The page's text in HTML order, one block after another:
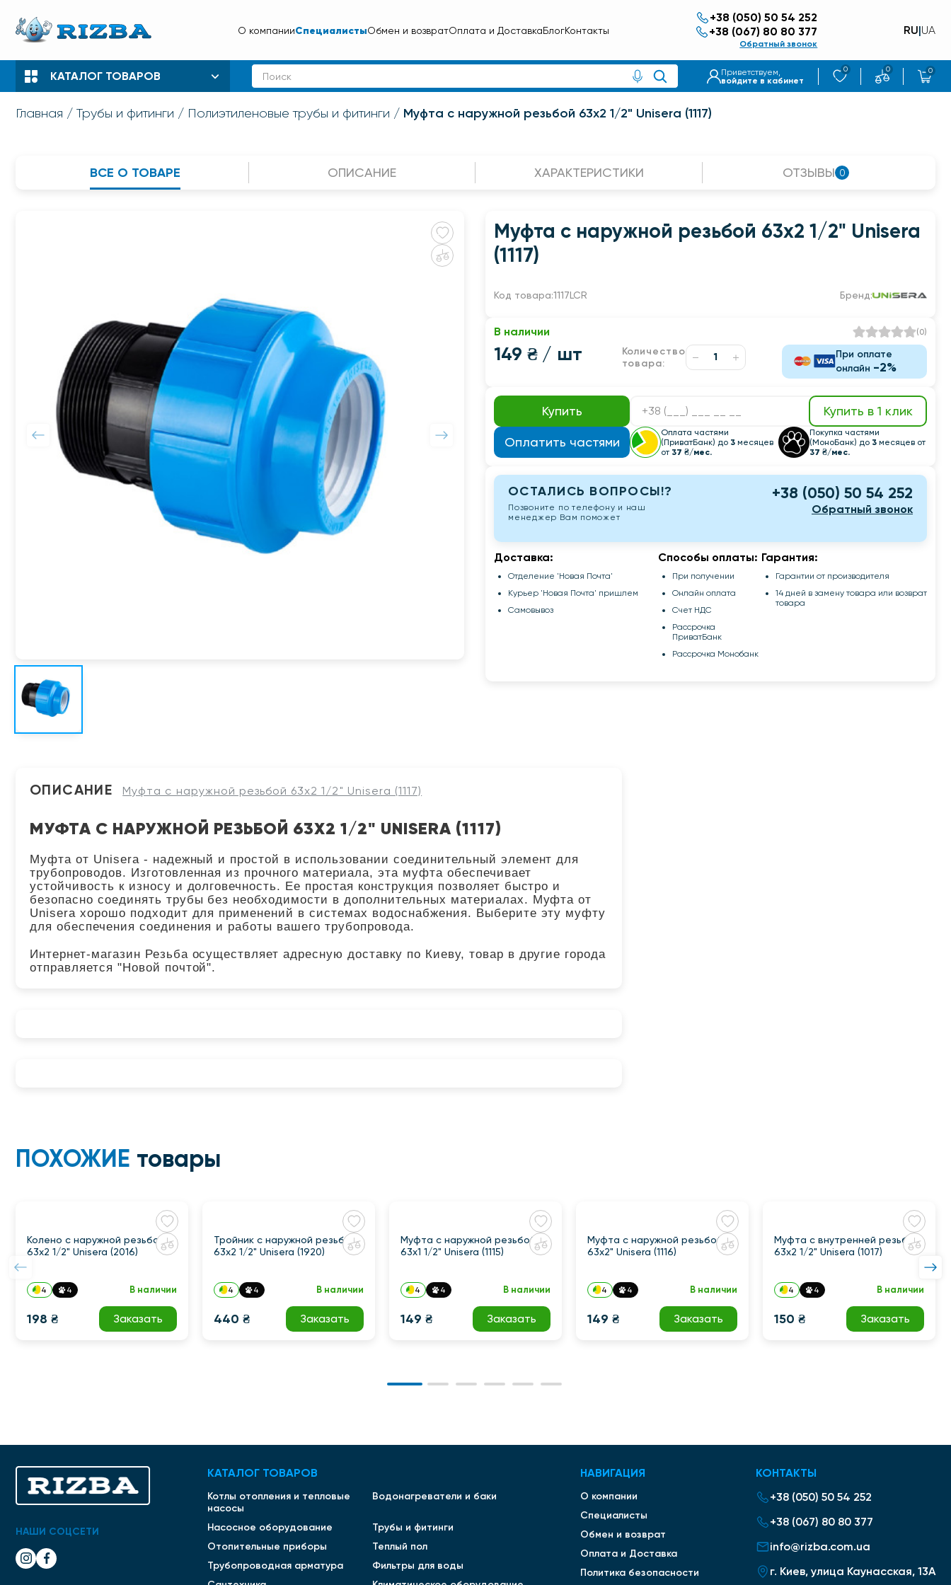
О компанииСпециалистыОбмен и возвратОплата и ДоставкаБлогКонтакты
+38 (050) 50 54 252
+38 (067) 80 80 377
Обратный звонок
RU|UA
КАТАЛОГ ТОВАРОВ
Приветствуем,
войдите в кабинет
0 0 0
Главная Трубы и фитинги Полиэтиленовые трубы и фитинги Муфта с наружной резьбой 63x2 1/2" Unisera (1117)
ВСЕ О ТОВАРЕ ОПИСАНИЕ ХАРАКТЕРИСТИКИ ОТЗЫВЫ 0
Муфта с наружной резьбой 63x2 1/2" Unisera
(1117)
Код товара:1117LCR Бренд:
В наличии (0)
149 ₴/ шт
Количество
товара:
При оплате
онлайн -2%
Купить Купить в 1 клик
Оплатить частями
Оплата частями
(ПриватБанк) до 3 месяцев
от 37 ₴/мес.
Покупка частями
(МоноБанк) до 3 месяцев от
37 ₴/мес.
ОСТАЛИСЬ ВОПРОСЫ!?
Позвоните по телефону и наш
менеджер Вам поможет
+38 (050) 50 54 252
Обратный звонок
Доставка:
Отделение 'Новая Почта'
Курьер 'Новая Почта' пришлем
Самовывоз
Способы оплаты:
При получении
Онлайн оплата
Счет НДС
Рассрочка
ПриватБанк
Рассрочка Монобанк
Гарантия:
Гарантии от производителя
14 дней в замену товара или возврат
товара
ОПИСАНИЕ Муфта с наружной резьбой 63x2 1/2" Unisera (1117)
МУФТА С НАРУЖНОЙ РЕЗЬБОЙ 63X2 1/2" UNISERA (1117)
Муфта от Unisera - надежный и простой в использовании соединительный элемент для
трубопроводов. Изготовленная из прочного материала, эта муфта обеспечивает
устойчивость к износу и долговечность. Ее простая конструкция позволяет быстро и
безопасно соединять трубы без необходимости в дополнительных материалах. Муфта от
Unisera хорошо подходит для применений в системах водоснабжения. Выберите эту муфту
для обеспечения соединения и работы вашего трубопровода.
Интернет-магазин Резьба осуществляет адресную доставку по Киеву, товар в другие города
отправляется "Новой почтой".
ПОХОЖИЕ товары
Колено с наружной резьбой
63x2 1/2" Unisera (2016)
4 4 В наличии
198 ₴ Заказать
Тройник с наружной резьбой
63x2 1/2" Unisera (1920)
4 4 В наличии
440 ₴ Заказать
Муфта с наружной резьбой
63x1 1/2" Unisera (1115)
4 4 В наличии
149 ₴ Заказать
Муфта с наружной резьбой
63x2" Unisera (1116)
4 4 В наличии
149 ₴ Заказать
Муфта с внутренней резьбой
63x2 1/2" Unisera (1017)
4 4 В наличии
150 ₴ Заказать
НАШИ СОЦСЕТИ
КАТАЛОГ ТОВАРОВ
Котлы отопления и тепловые
насосы
Водонагреватели и баки
Насосное оборудование
Трубы и фитинги
Отопительные приборы
Теплый пол
Трубопроводная арматура
Фильтры для воды
НАВИГАЦИЯ
О компании
Специалисты
Обмен и возврат
Оплата и Доставка
Политика безопасности
КОНТАКТЫ
+38 (050) 50 54 252
+38 (067) 80 80 377
info@rizba.com.ua
г. Киев, улица Каунасская, 13А